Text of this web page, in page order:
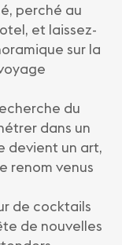
perché au
et laissez-
sur la
du
dans un
devient un art,
renom venus
de cocktails
de nouvelles